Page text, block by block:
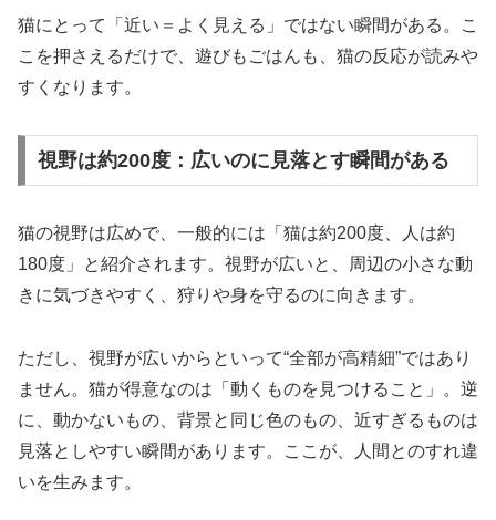
猫にとって「近い＝よく見える」ではない瞬間がある。こ
こを押さえるだけで、遊びもごはんも、猫の反応が読みや
すくなります。
視野は約200度：広いのに見落とす瞬間がある
猫の視野は広めで、一般的には「猫は約200度、人は約
180度」と紹介されます。視野が広いと、周辺の小さな動
きに気づきやすく、狩りや身を守るのに向きます。
ただし、視野が広いからといって“全部が高精細”ではあり
ません。猫が得意なのは「動くものを見つけること」。逆
に、動かないもの、背景と同じ色のもの、近すぎるものは
見落としやすい瞬間があります。ここが、人間とのすれ違
いを生みます。